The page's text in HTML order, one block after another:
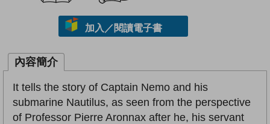
加入／閱讀電子書
內容簡介
It tells the story of Captain Nemo and his
submarine Nautilus, as seen from the perspective
of Professor Pierre Aronnax after he, his servant